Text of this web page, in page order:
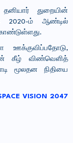
துறையின்
2020-ம் ஆண்டில்
ஊக்குவிப்பதோடு,
ன் கீழ் விண்வெளித்
மூலதன நிதியை
SPACE VISION 2047